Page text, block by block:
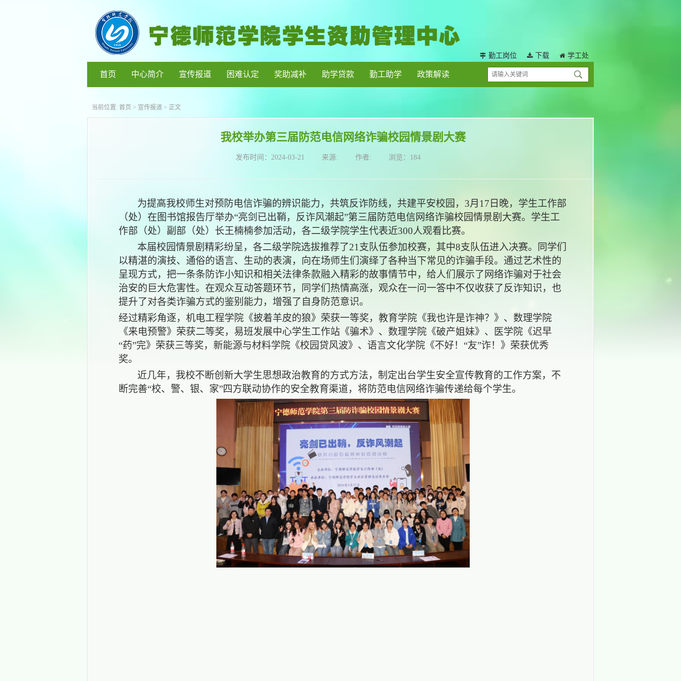
勤工岗位 下载 学工处
首页 中心简介 宣传报道 困难认定 奖助减补 助学贷款 勤工助学 政策解读
当前位置: 首页 > 宣传报道 > 正文
我校举办第三届防范电信网络诈骗校园情景剧大赛
发布时间： 2024-03-21 来源: 作者: 浏览： 184
为提高我校师生对预防电信诈骗的辨识能力，共筑反诈防线，共建平安校园， 3月17日晚，学生工作部
（处）在图书馆报告厅举办“亮剑已出鞘，反诈风潮起”第三届防范电信网络诈骗校园情景剧大赛。学生工
作部（处）副部（处）长王楠楠参加活动，各二级学院学生代表近300人观看比赛。
本届校园情景剧精彩纷呈，各二级学院选拔推荐了21支队伍参加校赛，其中8支队伍进入决赛。同学们
以精湛的演技、通俗的语言、生动的表演，向在场师生们演绎了各种当下常见的诈骗手段。通过艺术性的
呈现方式，把一条条防诈小知识和相关法律条款融入精彩的故事情节中，给人们展示了网络诈骗对于社会
治安的巨大危害性。在观众互动答题环节，同学们热情高涨，观众在一问一答中不仅收获了反诈知识，也
提升了对各类诈骗方式的鉴别能力，增强了自身防范意识。
经过精彩角逐，机电工程学院《披着羊皮的狼》荣获一等奖，教育学院《我也许是诈神？》、数理学院
《来电预警》荣获二等奖，易班发展中心学生工作站《骗术》、数理学院《破产姐妹》、医学院《迟早
“药”完》荣获三等奖，新能源与材料学院《校园贷风波》、语言文化学院《不好！“友”诈！》荣获优秀
奖。
近几年，我校不断创新大学生思想政治教育的方式方法，制定出台学生安全宣传教育的工作方案，不
断完善“校、警、银、家”四方联动协作的安全教育渠道，将防范电信网络诈骗传递给每个学生。